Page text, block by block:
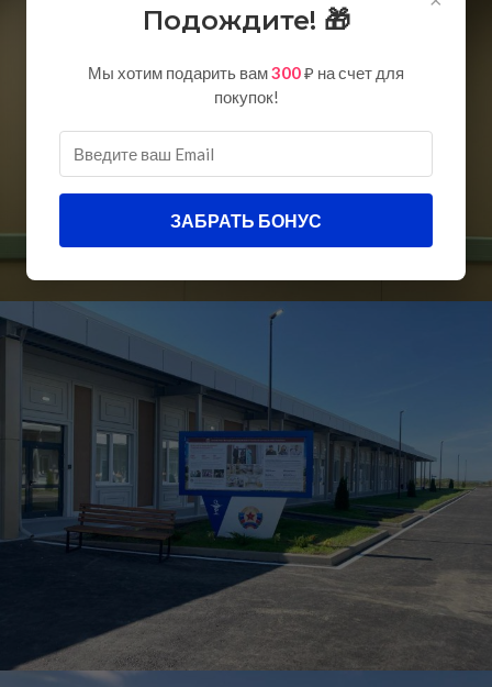
Подождите! 🎁
Мы хотим подарить вам300₽ на счет для
покупок!
ЗАБРАТЬ БОНУС